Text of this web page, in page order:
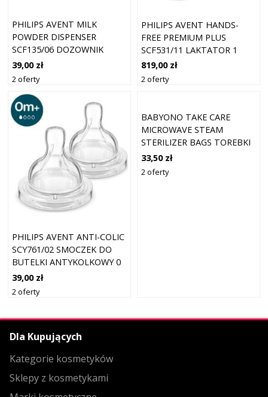
PHILIPS AVENT MILK
POWDER DISPENSER
SCF135/06 DOZOWNIK
MLEKA MODYFIKOWANEGO
1 SZT.
39,00 zł
2 oferty
PHILIPS AVENT HANDS-
FREE PREMIUM PLUS
SCF531/11 LAKTATOR 1
SZT.
819,00 zł
2 oferty
PHILIPS AVENT ANTI-COLIC
SCY761/02 SMOCZEK DO
BUTELKI ANTYKOLKOWY 0
M+ 2 SZT.
39,00 zł
2 oferty
BABYONO TAKE CARE
MICROWAVE STEAM
STERILIZER BAGS TOREBKI
DO STERYLIZACJI DO
KUCHENKI MIKROFALOWEJ
5 SZT.
33,50 zł
2 oferty
Dla Kupujących
Kategorie kosmetyków
Sklepy z kosmetykami